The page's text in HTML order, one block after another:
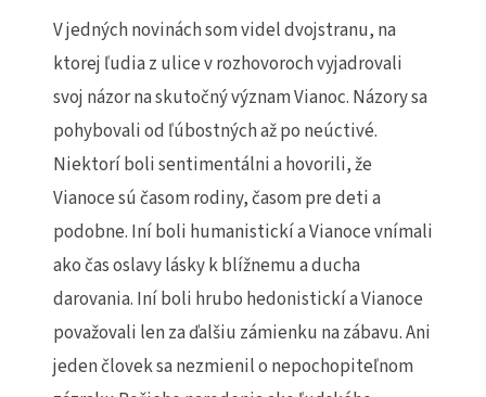
V jedných novinách som videl dvojstranu, na
ktorej ľudia z ulice v rozhovoroch vyjadrovali
svoj názor na skutočný význam Vianoc. Názory sa
pohybovali od ľúbostných až po neúctivé.
Niektorí boli sentimentálni a hovorili, že
Vianoce sú časom rodiny, časom pre deti a
podobne. Iní boli humanistickí a Vianoce vnímali
ako čas oslavy lásky k blížnemu a ducha
darovania. Iní boli hrubo hedonistickí a Vianoce
považovali len za ďalšiu zámienku na zábavu. Ani
jeden človek sa nezmienil o nepochopiteľnom